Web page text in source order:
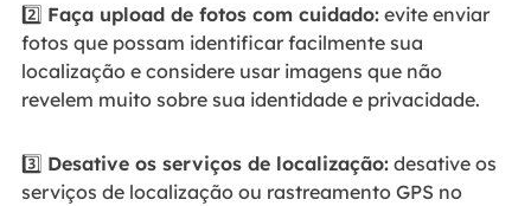
2️⃣ Faça upload de fotos com cuidado:evite enviar
fotos que possam identificar facilmente sua
localização e considere usar imagens que não
revelem muito sobre sua identidade e privacidade.
3️⃣ Desative os serviços de localização:desative os
serviços de localização ou rastreamento GPS no